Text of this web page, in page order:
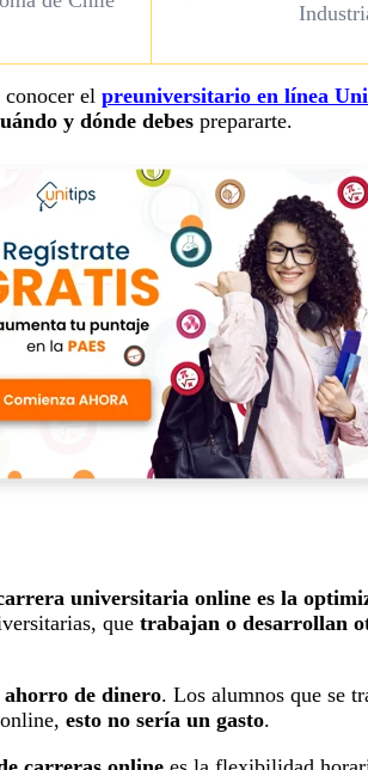
conocer el preuniversitario en línea
y dónde debes prepararte.
universitaria online es la
que trabajan o desarrollan
ahorro de dinero. Los alumnos que se
esto no sería un gasto.